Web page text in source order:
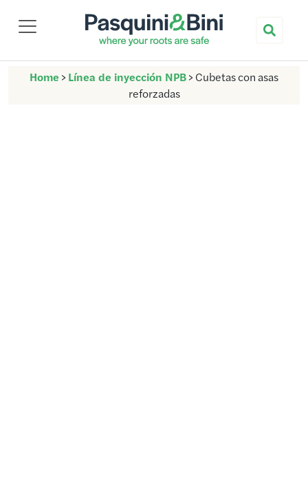
Nuova Pasquini & Bini
Home > Línea de inyección NPB> Cubetas con asas
reforzadas